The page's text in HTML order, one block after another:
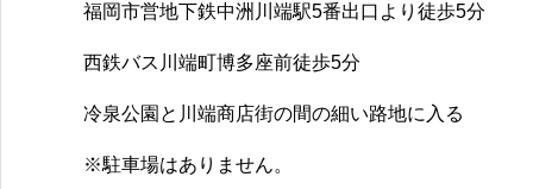
福岡市営地下鉄中洲川端駅5番出口より徒歩5分
西鉄バス川端町博多座前徒歩5分
冷泉公園と川端商店街の間の細い路地に入る
※駐車場はありません。